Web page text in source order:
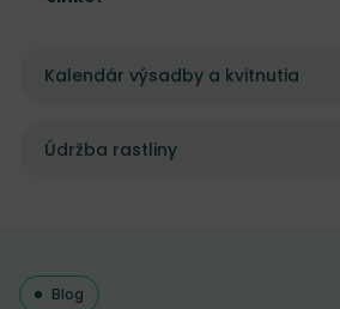
Kalendár výsadby a kvitnutia
Údržba rastliny
Blog